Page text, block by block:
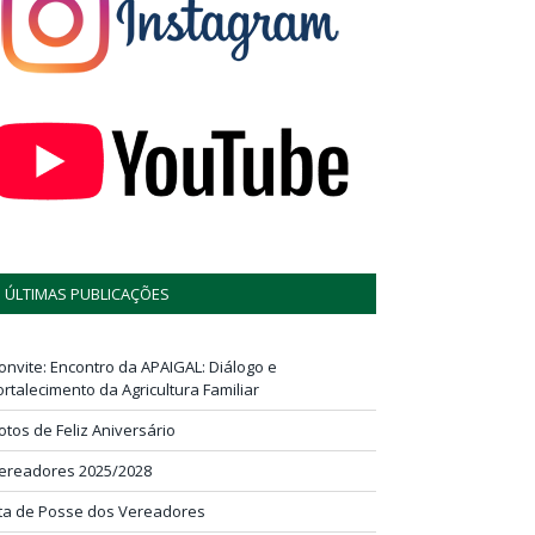
ÚLTIMAS PUBLICAÇÕES
Encontro da APAIGAL: Diálogo e
da Agricultura Familiar
de Feliz Aniversário
2025/2028
de Posse dos Vereadores